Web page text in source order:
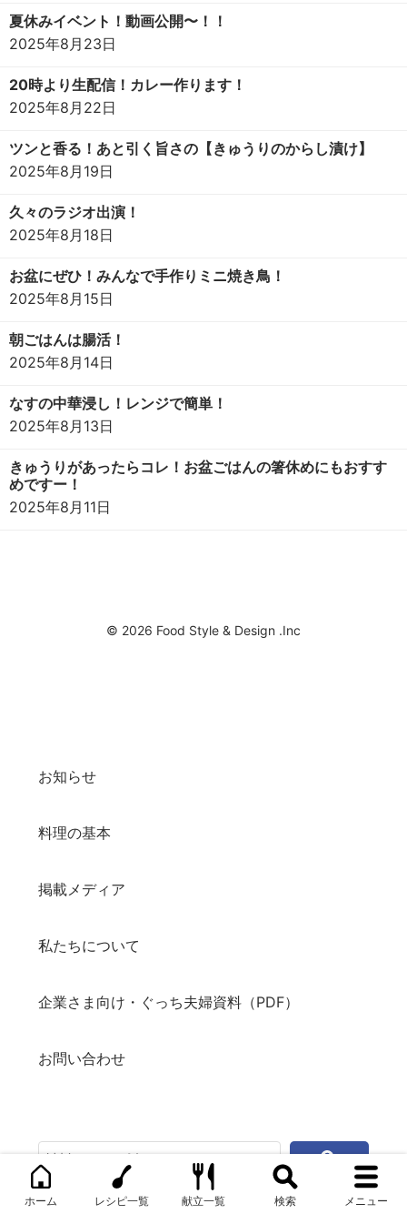
夏休みイベント！動画公開〜！！
2025年8月23日
20時より生配信！カレー作ります！
2025年8月22日
ツンと香る！あと引く旨さの【きゅうりのからし漬け】
2025年8月19日
久々のラジオ出演！
2025年8月18日
お盆にぜひ！みんなで手作りミニ焼き鳥！
2025年8月15日
朝ごはんは腸活！
2025年8月14日
なすの中華浸し！レンジで簡単！
2025年8月13日
きゅうりがあったらコレ！お盆ごはんの箸休めにもおすす
めですー！
2025年8月11日
© 2026 Food Style & Design .Inc
ホーム レシピ一覧 献立一覧 検索 メニュー
お知らせ
料理の基本
掲載メディア
私たちについて
企業さま向け・ぐっち夫婦資料（PDF）
お問い合わせ